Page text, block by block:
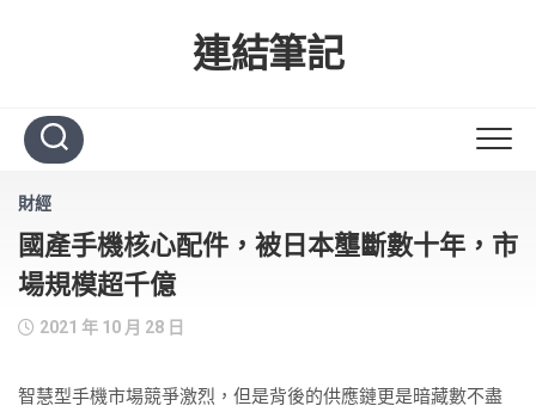
連結筆記
財經
國產手機核心配件，被日本壟斷數十年，市
場規模超千億
2021 年 10 月 28 日
智慧型手機市場競爭激烈，但是背後的供應鏈更是暗藏數不盡